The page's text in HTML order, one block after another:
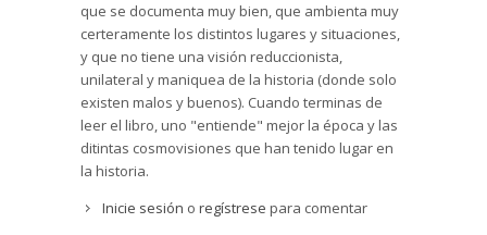
que se documenta muy bien, que ambienta muy
certeramente los distintos lugares y situaciones,
y que no tiene una visión reduccionista,
unilateral y maniquea de la historia (donde solo
existen malos y buenos). Cuando terminas de
leer el libro, uno "entiende" mejor la época y las
ditintas cosmovisiones que han tenido lugar en
la historia.
Inicie sesión o regístrese para comentar